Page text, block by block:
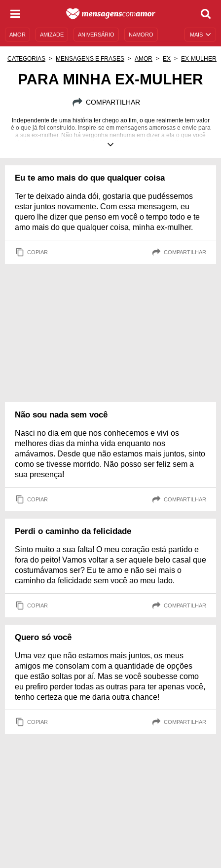
MAIS
AMOR AMIZADE ANIVERSÁRIO NAMORO
CATEGORIAS MENSAGENS E FRASES AMOR EX EX-MULHER
PARA MINHA EX-MULHER
COMPARTILHAR
Independente de uma história ter chego ao fim, o que realmente tem valor
é o que já foi construído. Inspire-se em mensagens amorosas e envie para
a sua ex-mulher. Não há vergonha nenhuma em dizer a ela o que você
ainda sente e tentar lutar por tudo aquilo que um dia fez sentido para os
Eu te amo mais do que qualquer coisa
Ter te deixado ainda dói, gostaria que pudéssemos
estar juntos novamente. Com essa mensagem, eu
quero lhe dizer que penso em você o tempo todo e te
amo mais do que qualquer coisa, minha ex-mulher.
COPIAR COMPARTILHAR
Não sou nada sem você
Nasci no dia em que nos conhecemos e vivi os
melhores dias da minha vida enquanto nos
amávamos. Desde que não estamos mais juntos, sinto
como se tivesse morrido. Não posso ser feliz sem a
sua presença!
COPIAR COMPARTILHAR
Perdi o caminho da felicidade
Sinto muito a sua falta! O meu coração está partido e
fora do peito! Vamos voltar a ser aquele belo casal que
costumávamos ser? Eu te amo e não sei mais o
caminho da felicidade sem você ao meu lado.
COPIAR COMPARTILHAR
Quero só você
Uma vez que não estamos mais juntos, os meus
amigos me consolam com a quantidade de opções
que estão soltas por aí. Mas se você soubesse como
eu prefiro perder todas as outras para ter apenas você,
tenho certeza que me daria outra chance!
COPIAR COMPARTILHAR